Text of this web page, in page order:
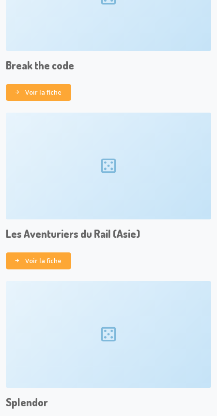
Break the code
Voir la fiche
Les Aventuriers du Rail (Asie)
Voir la fiche
Splendor